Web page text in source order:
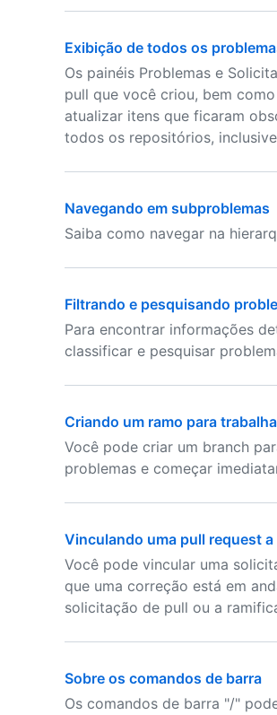
Exibição de todos os
Os painéis Problemas e
pull que você criou, bem
atualizar itens que ficaram
todos os repositórios,
Navegando em subproblemas
Saiba como navegar na
Filtrando e pesquisando
Para encontrar informações
classificar e pesquisar
Criando um ramo para
Você pode criar um branch
problemas e começar
Vinculando uma pull request
Você pode vincular uma
que uma correção está em
solicitação de pull ou a
Sobre os comandos de barra
Os comandos de barra "/"